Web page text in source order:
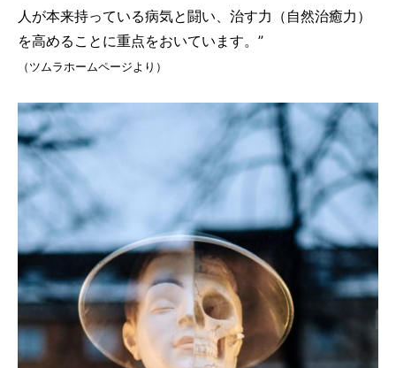
人が本来持っている病気と闘い、治す力（自然治癒力）
を高めることに重点をおいています。”
（ツムラホームページより）